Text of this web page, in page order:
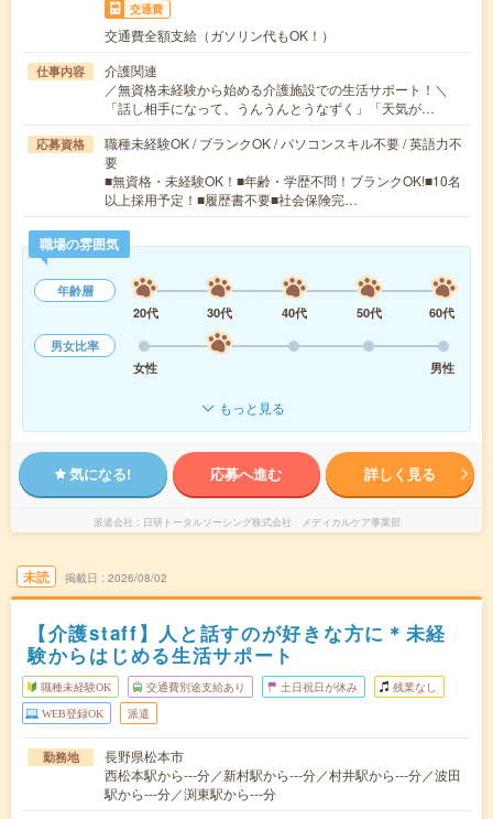
交通費
交通費全額支給（ガソリン代もOK！）
仕事内容
介護関連
／無資格未経験から始める介護施設での生活サポート！＼
「話し相手になって、うんうんとうなずく」「天気が…
応募資格
職種未経験OK / ブランクOK / パソコンスキル不要 / 英語力不
要
■無資格・未経験OK！■年齢・学歴不問！ブランクOK!■10名
以上採用予定！■履歴書不要■社会保険完…
職場の雰囲気
年齢層
20代
30代 40代 50代
60代
男女比率
女性
男性
もっと見る
気になる! 応募へ進む 詳しく見る
派遣会社 日研トータルソーシング株式会社 メディカルケア事業部
未読 掲載日 2026/08/02
【介護staff】人と話すのが好きな方に＊未経
験からはじめる生活サポート
職種未経験OK 交通費別途支給あり 土日祝日が休み 残業なし
WEB登録OK 派遣
勤務地
長野県松本市
西松本駅から---分／新村駅から---分／村井駅から---分／波田
駅から---分／渕東駅から---分